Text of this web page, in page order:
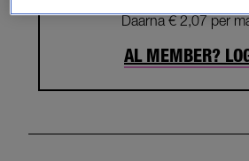
Daarna € 2,07 per
AL MEMBER?